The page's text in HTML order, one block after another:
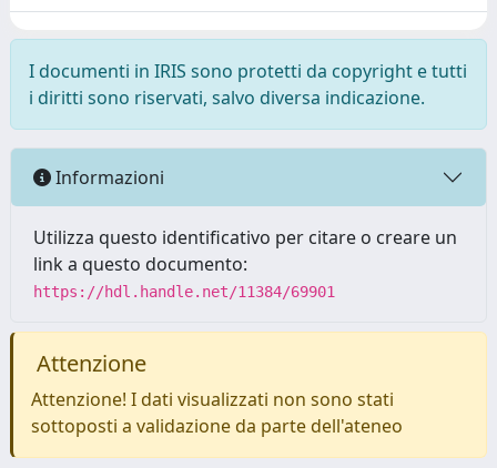
I documenti in IRIS sono protetti da copyright e tutti
i diritti sono riservati, salvo diversa indicazione.
Informazioni
Utilizza questo identificativo per citare o creare un
link a questo documento:
https://hdl.handle.net/11384/69901
Attenzione
Attenzione! I dati visualizzati non sono stati
sottoposti a validazione da parte dell'ateneo